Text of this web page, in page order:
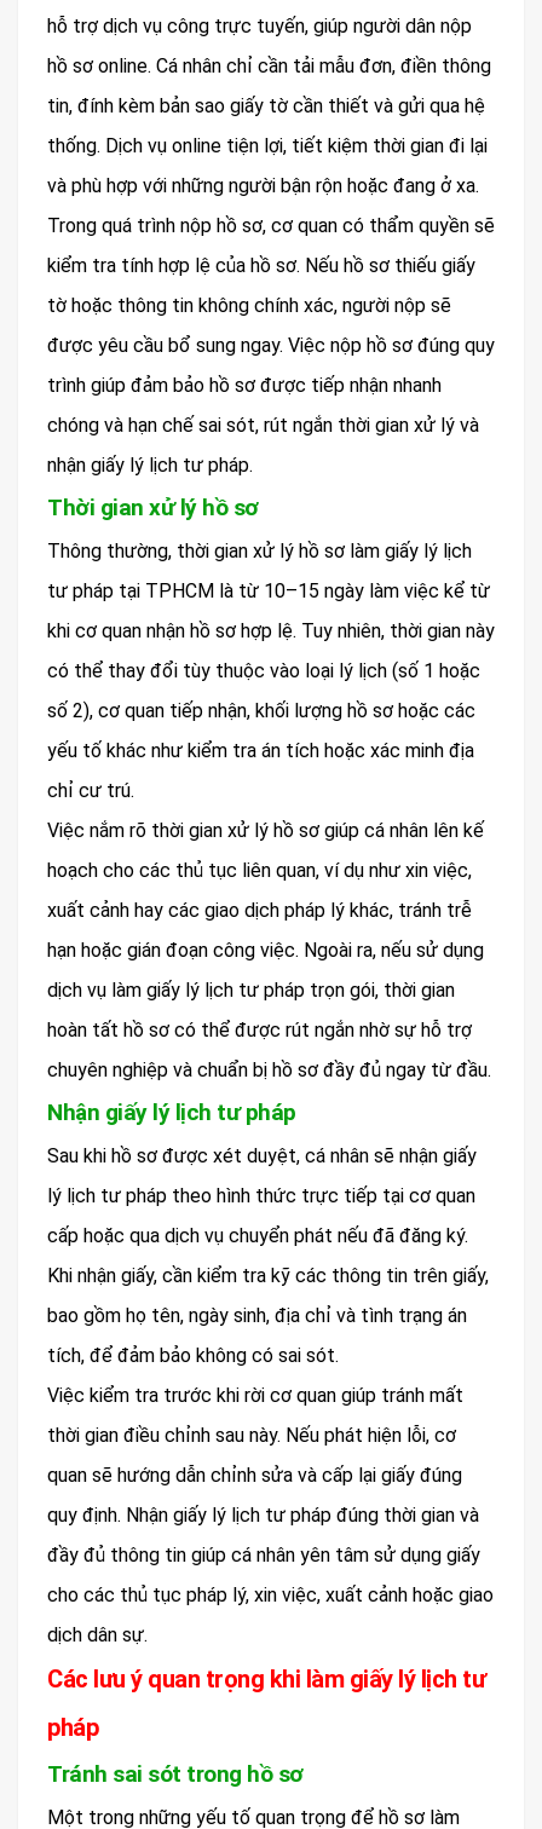
hỗ trợ dịch vụ công trực tuyến, giúp người dân nộp
hồ sơ online. Cá nhân chỉ cần tải mẫu đơn, điền thông
tin, đính kèm bản sao giấy tờ cần thiết và gửi qua hệ
thống. Dịch vụ online tiện lợi, tiết kiệm thời gian đi lại
và phù hợp với những người bận rộn hoặc đang ở xa.
Trong quá trình nộp hồ sơ, cơ quan có thẩm quyền sẽ
kiểm tra tính hợp lệ của hồ sơ. Nếu hồ sơ thiếu giấy
tờ hoặc thông tin không chính xác, người nộp sẽ
được yêu cầu bổ sung ngay. Việc nộp hồ sơ đúng quy
trình giúp đảm bảo hồ sơ được tiếp nhận nhanh
chóng và hạn chế sai sót, rút ngắn thời gian xử lý và
nhận giấy lý lịch tư pháp.
Thời gian xử lý hồ sơ
Thông thường, thời gian xử lý hồ sơ làm giấy lý lịch
tư pháp tại TPHCM là từ 10–15 ngày làm việc kể từ
khi cơ quan nhận hồ sơ hợp lệ. Tuy nhiên, thời gian này
có thể thay đổi tùy thuộc vào loại lý lịch (số 1 hoặc
số 2), cơ quan tiếp nhận, khối lượng hồ sơ hoặc các
yếu tố khác như kiểm tra án tích hoặc xác minh địa
chỉ cư trú.
Việc nắm rõ thời gian xử lý hồ sơ giúp cá nhân lên kế
hoạch cho các thủ tục liên quan, ví dụ như xin việc,
xuất cảnh hay các giao dịch pháp lý khác, tránh trễ
hạn hoặc gián đoạn công việc. Ngoài ra, nếu sử dụng
dịch vụ làm giấy lý lịch tư pháp trọn gói, thời gian
hoàn tất hồ sơ có thể được rút ngắn nhờ sự hỗ trợ
chuyên nghiệp và chuẩn bị hồ sơ đầy đủ ngay từ đầu.
Nhận giấy lý lịch tư pháp
Sau khi hồ sơ được xét duyệt, cá nhân sẽ nhận giấy
lý lịch tư pháp theo hình thức trực tiếp tại cơ quan
cấp hoặc qua dịch vụ chuyển phát nếu đã đăng ký.
Khi nhận giấy, cần kiểm tra kỹ các thông tin trên giấy,
bao gồm họ tên, ngày sinh, địa chỉ và tình trạng án
tích, để đảm bảo không có sai sót.
Việc kiểm tra trước khi rời cơ quan giúp tránh mất
thời gian điều chỉnh sau này. Nếu phát hiện lỗi, cơ
quan sẽ hướng dẫn chỉnh sửa và cấp lại giấy đúng
quy định. Nhận giấy lý lịch tư pháp đúng thời gian và
đầy đủ thông tin giúp cá nhân yên tâm sử dụng giấy
cho các thủ tục pháp lý, xin việc, xuất cảnh hoặc giao
dịch dân sự.
Các lưu ý quan trọng khi làm giấy lý lịch tư
pháp
Tránh sai sót trong hồ sơ
Một trong những yếu tố quan trọng để hồ sơ làm